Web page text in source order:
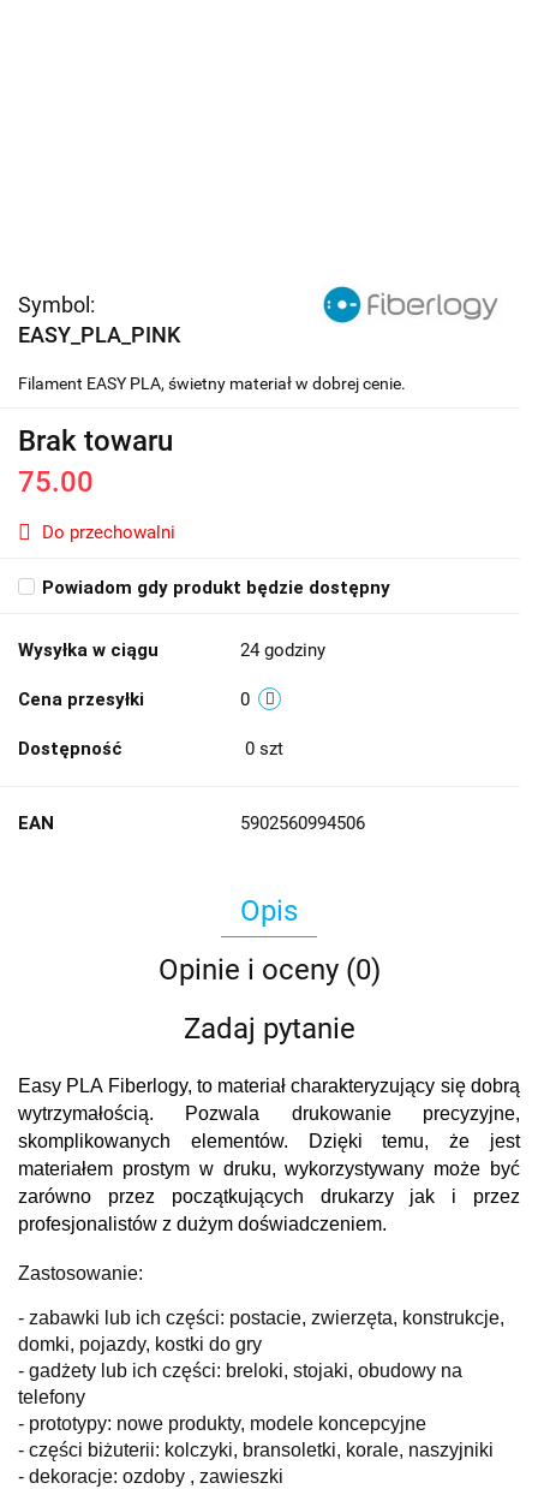
Symbol:
EASY_PLA_PINK
Filament EASY PLA, świetny materiał w dobrej cenie.
Brak towaru
75.00
Do przechowalni
Powiadom gdy produkt będzie dostępny
Wysyłka w ciągu 24 godziny
Cena przesyłki 0
Dostępność 0 szt
EAN 5902560994506
Opis
Opinie i oceny (0)
Zadaj pytanie
Easy PLA Fiberlogy, to materiał charakteryzujący się dobrą
wytrzymałością. Pozwala drukowanie precyzyjne,
skomplikowanych elementów. Dzięki temu, że jest
materiałem prostym w druku, wykorzystywany może być
zarówno przez początkujących drukarzy jak i przez
profesjonalistów z dużym doświadczeniem.
Zastosowanie:
- zabawki lub ich części: postacie, zwierzęta, konstrukcje,
domki, pojazdy, kostki do gry
- gadżety lub ich części: breloki, stojaki, obudowy na
telefony
- prototypy: nowe produkty, modele koncepcyjne
- części biżuterii: kolczyki, bransoletki, korale, naszyjniki
- dekoracje: ozdoby , zawieszki